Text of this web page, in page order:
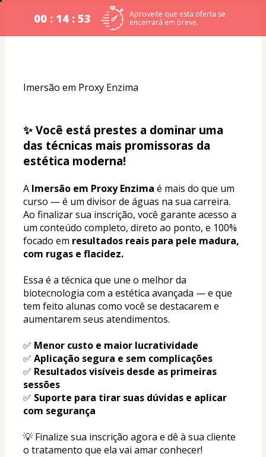
00 : 14 : 52
Aproveite que esta oferta se
encerrará em breve.
Imersão em Proxy Enzima
✨ Você está prestes a dominar uma
das técnicas mais promissoras da
estética moderna!
A Imersão em Proxy Enzima é mais do que um
curso — é um divisor de águas na sua carreira.
Ao finalizar sua inscrição, você garante acesso a
um conteúdo completo, direto ao ponto, e 100%
focado em resultados reais para pele madura,
com rugas e flacidez.
Essa é a técnica que une o melhor da
biotecnologia com a estética avançada — e que
tem feito alunas como você se destacarem e
aumentarem seus atendimentos.
✅ Menor custo e maior lucratividade
✅ Aplicação segura e sem complicações
✅ Resultados visíveis desde as primeiras
sessões
✅ Suporte para tirar suas dúvidas e aplicar
com segurança
💡 Finalize sua inscrição agora e dê à sua cliente
o tratamento que ela vai amar conhecer!